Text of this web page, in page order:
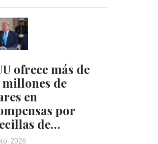
ofrece más de
millones de
en
por
de…
2026